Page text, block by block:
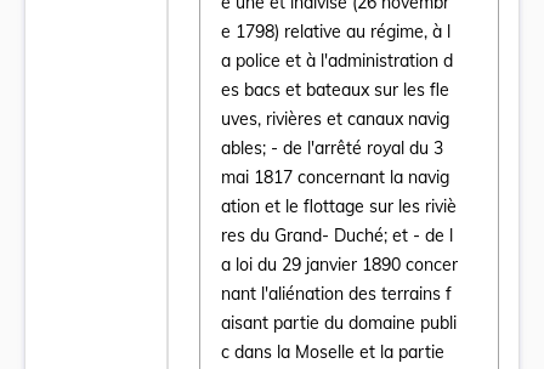
e 1798) relative au régime, à l
a police et à l'administration d
es bacs et bateaux sur les fle
uves, rivières et canaux navig
ables; - de l'arrêté royal du 3
mai 1817 concernant la navig
ation et le flottage sur les riviè
res du Grand- Duché; et - de l
a loi du 29 janvier 1890 concer
nant l'aliénation des terrains f
aisant partie du domaine publi
c dans la Moselle et la partie